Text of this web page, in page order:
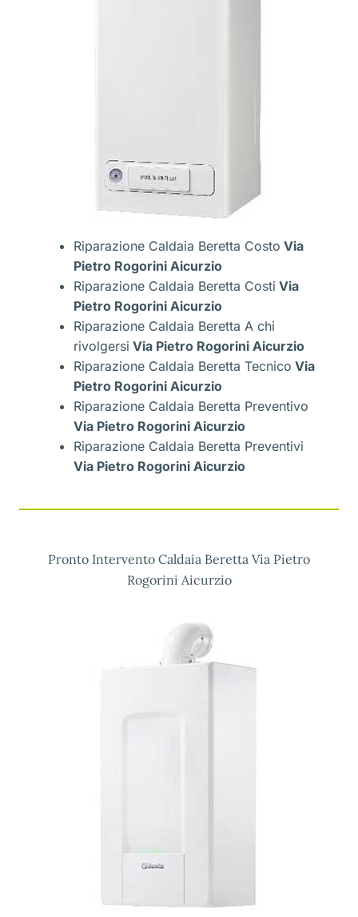
Riparazione Caldaia Beretta Costo Via
Pietro Rogorini Aicurzio
Riparazione Caldaia Beretta Costi Via
Pietro Rogorini Aicurzio
Riparazione Caldaia Beretta A chi
rivolgersi Via Pietro Rogorini Aicurzio
Riparazione Caldaia Beretta Tecnico Via
Pietro Rogorini Aicurzio
Riparazione Caldaia Beretta Preventivo
Via Pietro Rogorini Aicurzio
Riparazione Caldaia Beretta Preventivi
Via Pietro Rogorini Aicurzio
Pronto Intervento Caldaia Beretta Via Pietro
Rogorini Aicurzio